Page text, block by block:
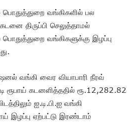
பொதுத்துறை வங்கிகளில் பல
திருப்பி செலுத்தாமல்
வங்கிகளுக்கு இழப்பு
வங்கி வைர வியாபாரி நீரவ்
ரூபாய் கடனளித்ததில் ரூ.12,282.82
ஐ.டி.பி.ஐ வங்கி
இழப்பு ஏற்பட்டு இரண்டாம்